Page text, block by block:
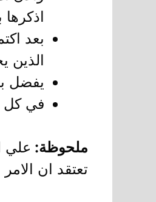
بعد
الذين
يفضل
في كل
ملحوظة: علي
تعتقد ان